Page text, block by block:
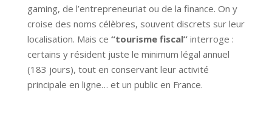
gaming, de l’entrepreneuriat ou de la finance. On y
croise des noms célèbres, souvent discrets sur leur
localisation. Mais ce “tourisme fiscal”interroge :
certains y résident juste le minimum légal annuel
(183 jours), tout en conservant leur activité
principale en ligne… et un public en France.